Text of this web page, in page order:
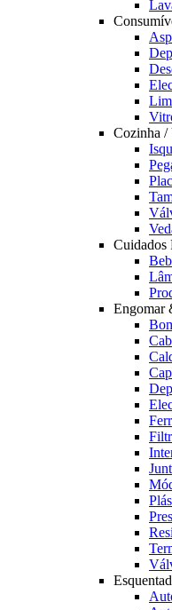
Cozinha /
Cuidados
Engomar